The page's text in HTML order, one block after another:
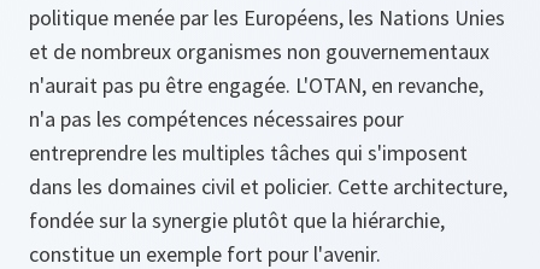
politique menée par les Européens, les Nations Unies
et de nombreux organismes non gouvernementaux
n'aurait pas pu être engagée. L'OTAN, en revanche,
n'a pas les compétences nécessaires pour
entreprendre les multiples tâches qui s'imposent
dans les domaines civil et policier. Cette architecture,
fondée sur la synergie plutôt que la hiérarchie,
constitue un exemple fort pour l'avenir.